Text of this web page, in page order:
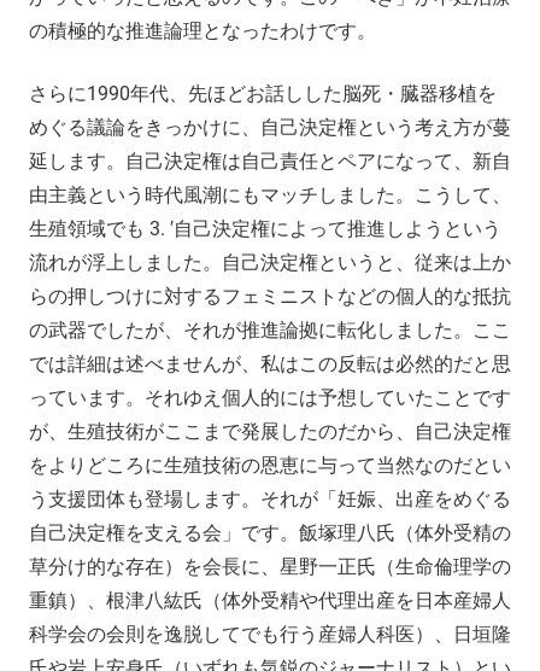
の積極的な推進論理となったわけです。
さらに1990年代、先ほどお話しした脳死・臓器移植を
めぐる議論をきっかけに、自己決定権という考え方が蔓
延します。自己決定権は自己責任とペアになって、新自
由主義という時代風潮にもマッチしました。こうして、
生殖領域でも 3. ′自己決定権によって推進しようという
流れが浮上しました。自己決定権というと、従来は上か
らの押しつけに対するフェミニストなどの個人的な抵抗
の武器でしたが、それが推進論拠に転化しました。ここ
では詳細は述べませんが、私はこの反転は必然的だと思
っています。それゆえ個人的には予想していたことです
が、生殖技術がここまで発展したのだから、自己決定権
をよりどころに生殖技術の恩恵に与って当然なのだとい
う支援団体も登場します。それが「妊娠、出産をめぐる
自己決定権を支える会」です。飯塚理八氏（体外受精の
草分け的な存在）を会長に、星野一正氏（生命倫理学の
重鎮）、根津八紘氏（体外受精や代理出産を日本産婦人
科学会の会則を逸脱してでも行う産婦人科医）、日垣隆